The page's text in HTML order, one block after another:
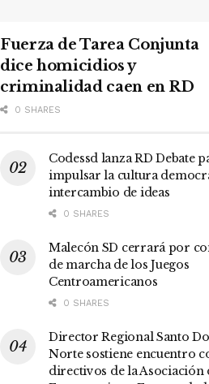
Fuerza de Tarea Conjunta
dice homicidios y
criminalidad caen en RD
0 SHARES
Codessd lanza RD Debate
impulsar la cultura
intercambio de ideas
0 SHARES
Malecón SD cerrará por
de marcha de los Juegos
Centroamericanos
0 SHARES
Director Regional Santo
Norte sostiene encuentro
directivos de la Asociación